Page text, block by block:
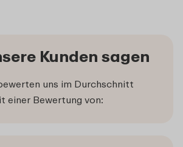
Kunden sagen
uns im Durchschnitt
einer Bewertung von: